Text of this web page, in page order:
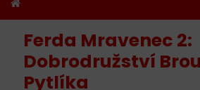
Ferda Mravenec 2:
Dobrodružství
Pytlíka